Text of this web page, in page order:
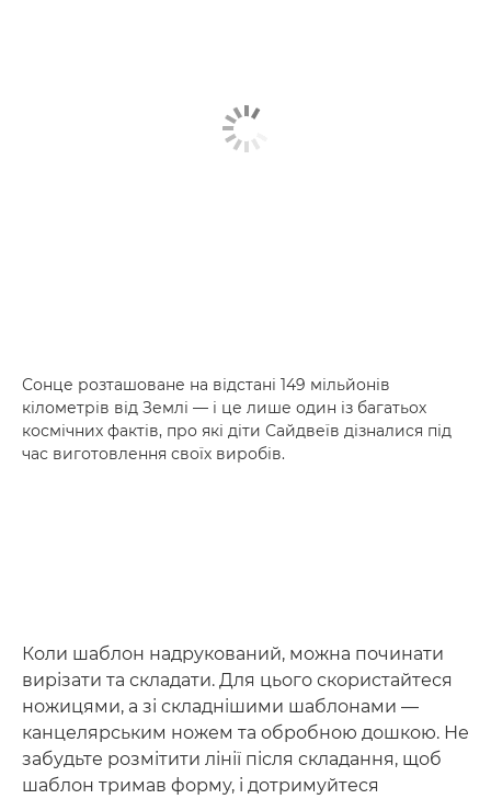
Сонце розташоване на відстані 149 мільйонів
кілометрів від Землі — і це лише один із багатьох
космічних фактів, про які діти Сайдвеїв дізналися під
час виготовлення своїх виробів.
Коли шаблон надрукований, можна починати
вирізати та складати. Для цього скористайтеся
ножицями, а зі складнішими шаблонами —
канцелярським ножем та обробною дошкою. Не
забудьте розмітити лінії після складання, щоб
шаблон тримав форму, і дотримуйтеся